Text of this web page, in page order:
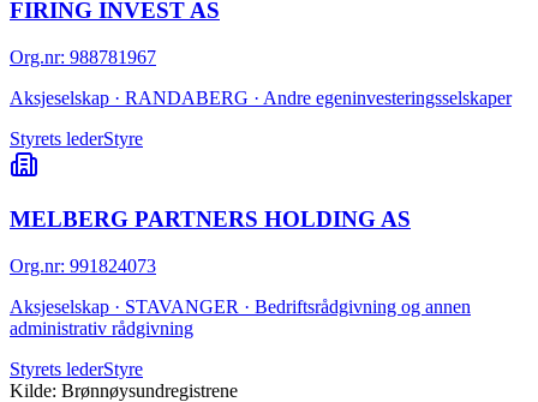
FIRING INVEST AS
Org.nr: 988781967
Aksjeselskap · RANDABERG · Andre egeninvesteringsselskaper
Styrets lederStyre
MELBERG PARTNERS HOLDING AS
Org.nr: 991824073
Aksjeselskap · STAVANGER · Bedriftsrådgivning og annen
administrativ rådgivning
Styrets lederStyre
Kilde: Brønnøysundregistrene